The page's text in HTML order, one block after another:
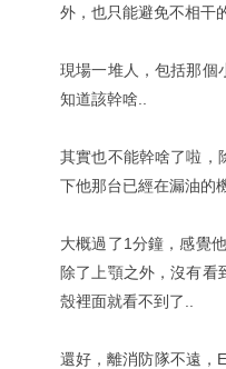
外，也只能避免不相干
現場一堆人，包括那個
知道該幹啥..
其實也不能幹啥了啦，
下他那台已經在漏油的
大概過了1分鐘，感覺
除了上顎之外，沒有看
殼裡面就看不到了..
還好，離消防隊不遠，